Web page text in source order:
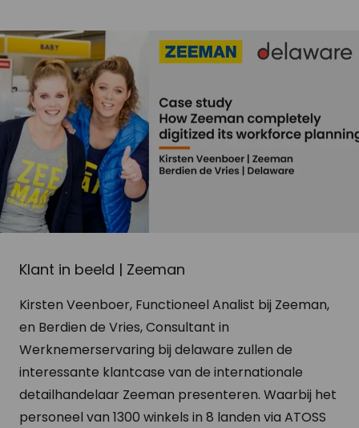
Klant in beeld | Zeeman
Kirsten Veenboer, Functioneel Analist bij Zeeman,
en Berdien de Vries, Consultant in
Werknemerservaring bij delaware zullen de
interessante klantcase van de internationale
detailhandelaar Zeeman presenteren. Waarbij het
personeel van 1300 winkels in 8 landen via ATOSS